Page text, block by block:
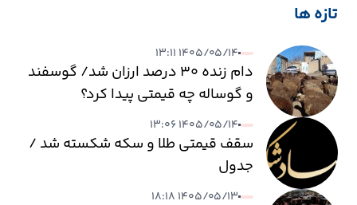
تازه ها
۱۴۰۵/۰۵/۱۴ ۱۳:۱۱
دام زنده ۳۰ درصد ارزان شد/ گوسفند
و گوساله چه قیمتی پیدا کرد؟
۱۴۰۵/۰۵/۱۴ ۱۳:۰۶
سقف قیمتی طلا و سکه شکسته شد /
جدول
۱۴۰۵/۰۵/۱۳ ۱۸:۱۸